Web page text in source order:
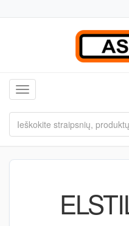
Toggle navigation